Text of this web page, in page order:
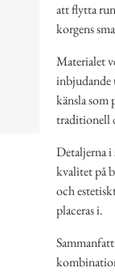
att flytta
korgens
Materialet
inbjudande
känsla
traditionell
Detaljerna i
kvalitet på
och
placeras i.